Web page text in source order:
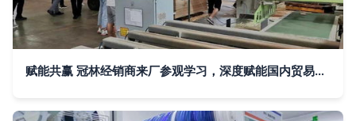
赋能共赢 冠林经销商来厂参观学习，深度赋能国内贸易代理合作